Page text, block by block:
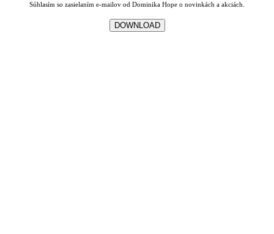
Súhlasím so zasielaním e-mailov od Dominika Hope o novinkách a akciách.
DOWNLOAD